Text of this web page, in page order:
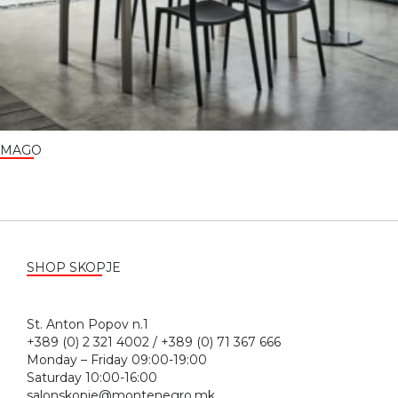
MAGO
SHOP SKOPJE
St. Anton Popov n.1
+389 (0) 2 321 4002 / +389 (0) 71 367 666
Monday – Friday 09:00-19:00
Saturday 10:00-16:00